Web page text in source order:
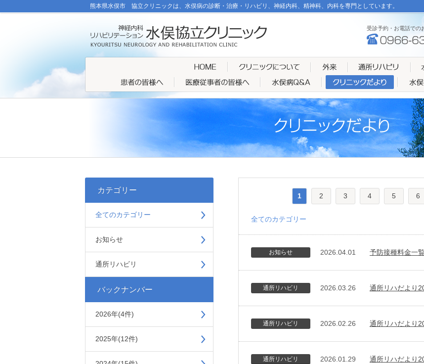
熊本県水俣市 協立クリニックは、水俣病の診断・治療・リハビリ、神経内科、精神科、内科を専門としています。
受診予約・お電話での
カテゴリー
全てのカテゴリー
お知らせ
通所リハビリ
バックナンバー
2026年(4件)
2025年(12件)
1 2 3 4 5 6
全てのカテゴリー
お知らせ 2026.04.01 予防接種料金一
通所リハビリ 2026.03.26 通所リハだより
通所リハビリ 2026.02.26 通所リハだより
通所リハビリ 2026.01.29 通所リハだより